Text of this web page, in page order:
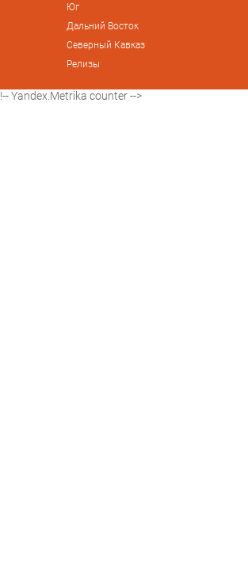
Юг
Дальний Восток
Северный Кавказ
Релизы
!-- Yandex.Metrika counter -->